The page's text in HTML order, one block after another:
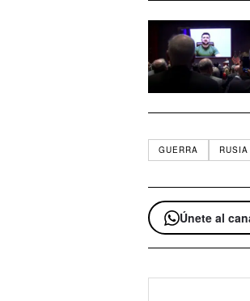
GUERRA RUSIA
Únete al